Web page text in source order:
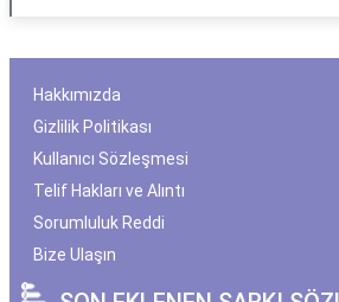
Hakkımızda
Gizlilik Politikası
Kullanıcı Sözleşmesi
Telif Hakları ve Alıntı
Sorumluluk Reddi
Bize Ulaşın